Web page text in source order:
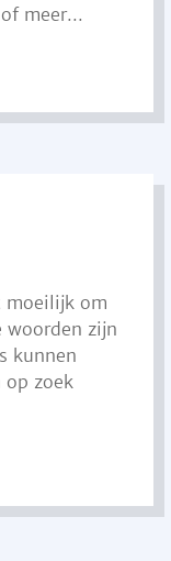
meer...
om
woorden zijn
kunnen
op zoek